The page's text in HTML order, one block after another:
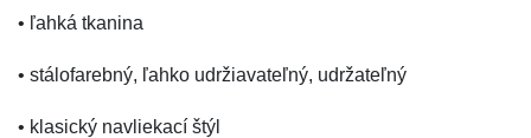
• ľahká tkanina
• stálofarebný, ľahko udržiavateľný, udržateľný
• klasický navliekací štýl